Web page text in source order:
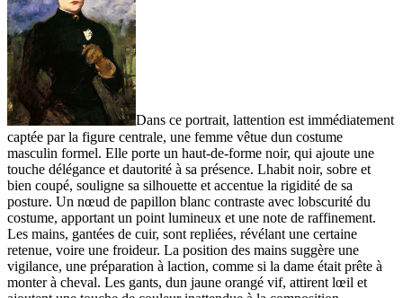
Dans ce portrait, lattention est immédiatement
captée par la figure centrale, une femme vêtue dun costume
masculin formel. Elle porte un haut-de-forme noir, qui ajoute une
touche délégance et dautorité à sa présence. Lhabit noir, sobre et
bien coupé, souligne sa silhouette et accentue la rigidité de sa
posture. Un nœud de papillon blanc contraste avec lobscurité du
costume, apportant un point lumineux et une note de raffinement.
Les mains, gantées de cuir, sont repliées, révélant une certaine
retenue, voire une froideur. La position des mains suggère une
vigilance, une préparation à laction, comme si la dame était prête à
monter à cheval. Les gants, dun jaune orangé vif, attirent lœil et